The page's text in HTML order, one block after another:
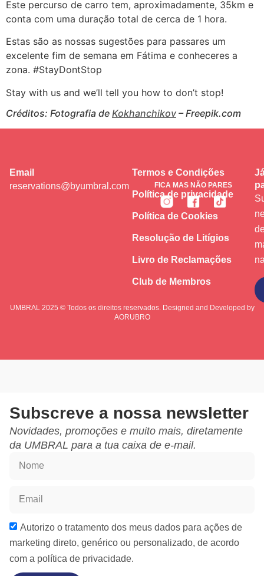
Este percurso de carro tem, aproximadamente, 35km e
conta com uma duração total de cerca de 1 hora.
Estas são as nossas sugestões para passares um
excelente fim de semana em Fátima e conheceres a
zona. #StayDontStop
Stay with us and we’ll tell you how to don’t stop!
Créditos: Fotografia de Kokhanchikov – Freepik.com
FICA MAS NÃO PARES
Termos e Condições
Política de privacidade
Política de Cookies
Resolução de Litígios
Livro de Reclamações
Club de Membros
Email
reservations@byumbral.com
UMBRAL 2025 © Todos os direitos reservados. Designed and Developed by
AORUBRO
Subscreve a nossa newsletter
Novidades, promoções e muito mais, diretamente
da UMBRAL para a tua caixa de e-mail.
Autorizo o tratamento dos meus dados para ações de
marketing direto, genérico ou personalizado, de acordo
com a política de privacidade.